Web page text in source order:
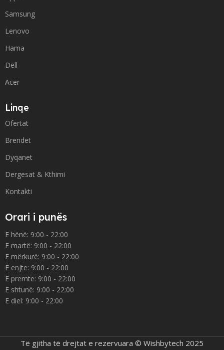
Samsung
Lenovo
Hama
Dell
Acer
Linqe
Ofertat
Brendet
Dyqanet
Dergesat & Kthimi
Kontakti
Orari i punës
E hënë: 9:00 - 22:00
E martë: 9:00 - 22:00
E mërkurë: 9:00 - 22:00
E enjte: 9:00 - 22:00
E premte: 9:00 - 22:00
E shtunë: 9:00 - 22:00
E diel: 9:00 - 22:00
Të gjitha të drejtat e rezervuara © Wishbytech 2025